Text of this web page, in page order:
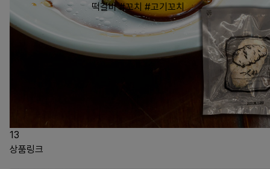
13
떡갈비 #꼬치 #고기꼬치
상품링크